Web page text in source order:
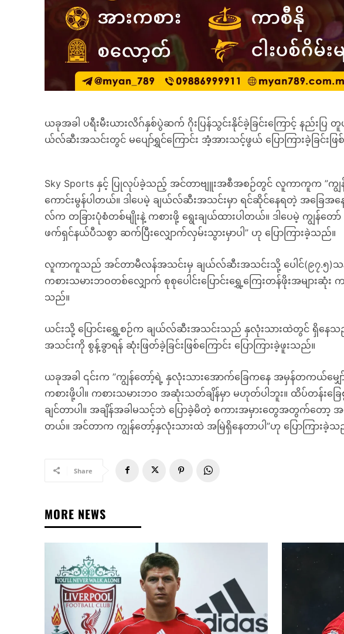
ယခုအခါ ပရီးမီးယားလိဂ်နှစ်ပွဲဆက် ဂိုးပြန်သွင်းနိုင်ခဲ့ခြင်းကြောင့် နည်းပ
ယ်လ်ဆီးအသင်းတွင် မပျော်ရွှင်ကြောင်း အံ့အားသင့်ဖွယ် ပြောကြားခဲ့ခြင်းဖ
Sky Sports နှင့် ပြုလုပ်ခဲ့သည့် အင်တာဗျူးအစီအစဉ်တွင် လူကာကူက ”ကျွ
ကောင်းမွန်ပါတယ်။ ဒါပေမဲ့ ချယ်လ်ဆီးအသင်းမှာ ရင်ဆိုင်နေရတဲ့ အခြေအ
လ်က တခြားပုံစံတစ်မျိုးနဲ့ ကစားဖို့ ရွေးချယ်ထားပါတယ်။ ဒါပေမဲ့ ကျွန်တော်
ဖက်ရှင်နယ်ပီသစွာ ဆက်ပြီးလျှောက်လှမ်းသွားမှာပါ” ဟု ပြောကြားခဲ့သည်။
လူကာကူသည် အင်တာမီလန်အသင်းမှ ချယ်လ်ဆီးအသင်းသို့ ပေါင်(၉၇.၅)သန်းဖ
ကစားသမားဘဝတစ်လျှောက် စုစုပေါင်းပြောင်းရွှေ့ကြေးတန်ဖိုးအများဆုံ
သည်။
ယင်းသို့ ပြောင်းရွှေ့စဉ်က ချယ်လ်ဆီးအသင်းသည် နှလုံးသားထဲတွင် ရှိနေသ
အသင်းကို စွန့်ခွာရန် ဆုံးဖြတ်ခဲ့ခြင်းဖြစ်ကြောင်း ပြောကြားခဲ့ဖူးသည်။
ယခုအခါ ၎င်းက ”ကျွန်တော့်ရဲ့ နှလုံးသားအောက်ခြေကနေ အမှန်တကယ်မျှ
ကစားဖို့ပါ။ ကစားသမားဘဝ အဆုံးသတ်ချိန်မှာ မဟုတ်ပါဘူး။ ထိပ်တန်းခြ
ချင်တာပါ။ အချိန်အခါမသင့်ဘဲ ပြောခဲ့မိတဲ့ စကားအမှားတွေအတွက်တော့
တယ်။ အင်တာက ကျွန်တော့်နှလုံးသားထဲ အမြဲရှိနေတာပါ”ဟု ပြောကြားခဲ့သ
Share
MORE NEWS